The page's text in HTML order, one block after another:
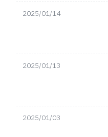
2025/01/14
2025/01/13
2025/01/03